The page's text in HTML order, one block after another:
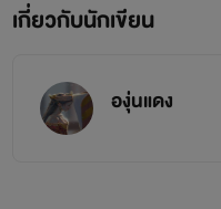
เกี่ยวกับนักเขียน
องุ่นแดง